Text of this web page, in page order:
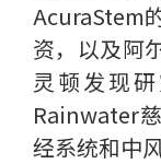
AcuraStem
资，以及阿
灵顿发现
Rainwater
经系统和中